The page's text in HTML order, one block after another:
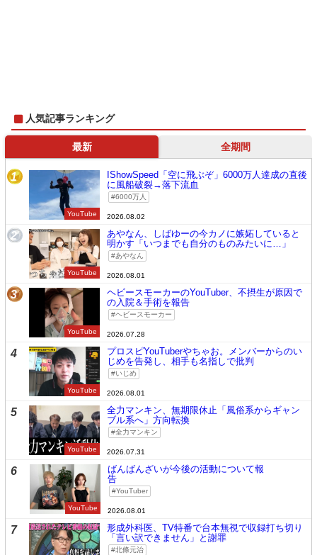
人気記事ランキング
最新 全期間
1
YouTube
IShowSpeed「空に飛ぶぞ」6000万人達成の直後
に風船破裂→落下流血
6000万人
2026.08.02
2
YouTube
あやなん、しばゆーの今カノに嫉妬していると
明かす「いつまでも自分のものみたいに…」
あやなん
2026.08.01
3
YouTube
ヘビースモーカーのYouTuber、不摂生が原因で
の入院＆手術を報告
ヘビースモーカー
2026.07.28
4
YouTube
プロスピYouTuberやちゃお。メンバーからのい
じめを告発し、相手も名指しで批判
いじめ
2026.08.01
5
YouTube
全力マンキン、無期限休止「風俗系からギャン
ブル系へ」方向転換
全力マンキン
2026.07.31
6
YouTube
ばんばんざいが今後の活動について報
告
YouTuber
2026.08.01
7
形成外科医、TV特番で台本無視で収録打ち切り
「言い訳できません」と謝罪
北條元治